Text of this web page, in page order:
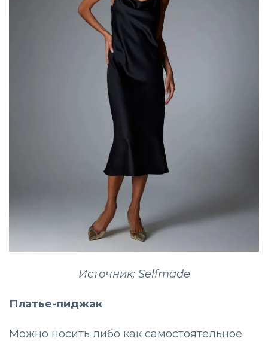
Источник: Selfmade
Платье-пиджак
Можно носить либо как самостоятельное